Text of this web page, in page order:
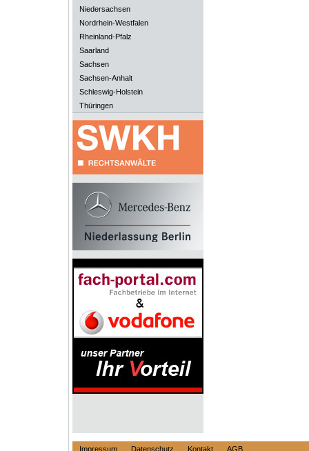
Niedersachsen
Nordrhein-Westfalen
Rheinland-Pfalz
Saarland
Sachsen
Sachsen-Anhalt
Schleswig-Holstein
Thüringen
Impressum Datenschutz Kontakt AGB